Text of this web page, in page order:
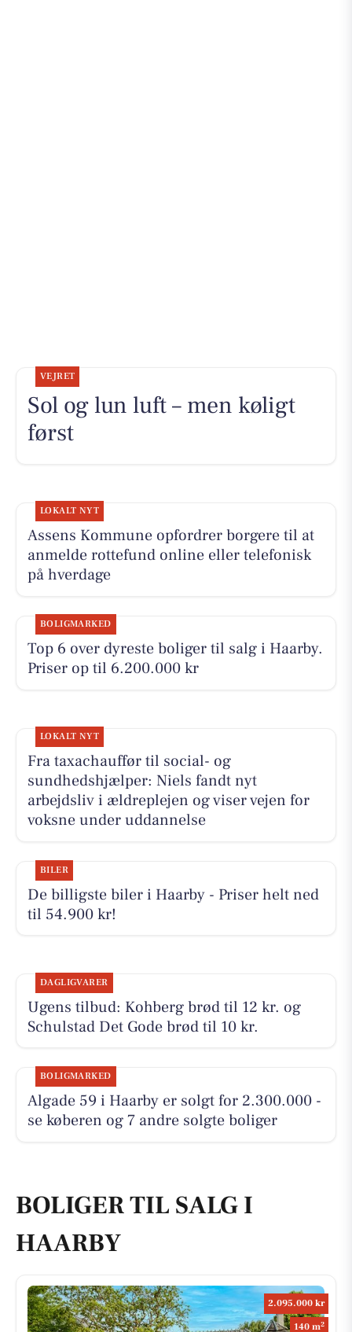
VEJRET
Sol og lun luft – men køligt
først
LOKALT NYT
Assens Kommune opfordrer borgere til at
anmelde rottefund online eller telefonisk
på hverdage
BOLIGMARKED
Top 6 over dyreste boliger til salg i Haarby.
Priser op til 6.200.000 kr
LOKALT NYT
Fra taxachauffør til social- og
sundhedshjælper: Niels fandt nyt
arbejdsliv i ældreplejen og viser vejen for
voksne under uddannelse
BILER
De billigste biler i Haarby - Priser helt ned
til 54.900 kr!
DAGLIGVARER
Ugens tilbud: Kohberg brød til 12 kr. og
Schulstad Det Gode brød til 10 kr.
BOLIGMARKED
Algade 59 i Haarby er solgt for 2.300.000 -
se køberen og 7 andre solgte boliger
BOLIGER TIL SALG I
HAARBY
2.095.000 kr
140 m2